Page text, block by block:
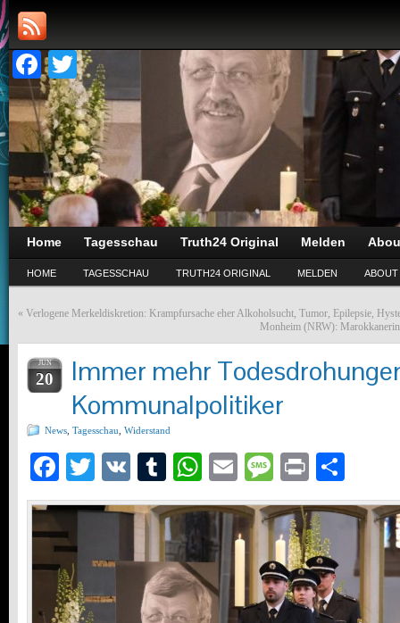
Facebook
Twitter
Home Tagesschau Truth24 Original Melden
HOME TAGESSCHAU TRUTH24 ORIGINAL MELDEN ABOUT
« Verlogene Merkeldiskretion: Krampfursache eher Alkoholsucht, Tumor, Epilepsie,
Monheim (NRW):
JUN
20
Immer mehr
Kommunalpolitiker
News Tagesschau Widerstand
Facebook
Twitter
VK Tumblr
WhatsApp
EmailMessage
Print